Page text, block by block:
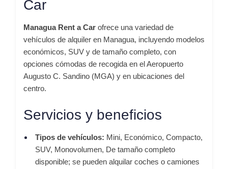
Car
Managua Rent a Car ofrece una variedad de
vehículos de alquiler en Managua, incluyendo modelos
económicos, SUV y de tamaño completo, con
opciones cómodas de recogida en el Aeropuerto
Augusto C. Sandino (MGA) y en ubicaciones del
centro.
Servicios y beneficios
Tipos de vehículos: Mini, Económico, Compacto,
SUV, Monovolumen, De tamaño completo
disponible; se pueden alquilar coches o camiones